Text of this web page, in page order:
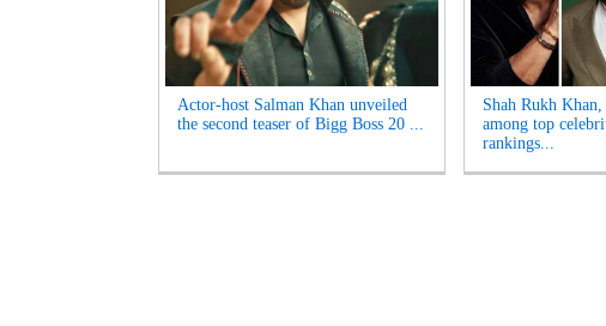
Actor-host Salman Khan unveiled
the second teaser of Bigg Boss 20 ...
Shah Rukh
among top
rankings...